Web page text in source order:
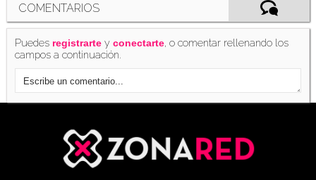
COMENTARIOS
Puedes registrarte yconectarte, o comentar rellenando los
campos a continuación.